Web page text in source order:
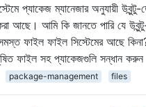
প্যাকেজ ম্যানেজার অনুযায়ী
আছে। আমি কি জানতে পারি যে
সমস্ত ফাইল ফাইল সিস্টেমের আছে
ফাইল সহ প্যাকেজগুলি সন্ধান করুন
package-management files